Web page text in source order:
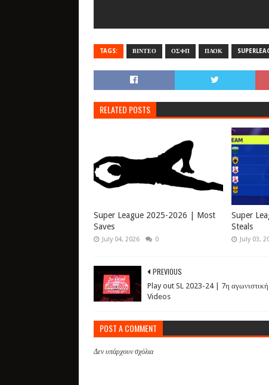
TAGS: ΒΙΝΤΕΟ ΟΣΦΠ ΠΑΟΚ
RELATED POSTS
Super League 2025-2026 | Most
Saves
July 04, 2026 0
Super
Steals
July 03,
PREVIOUS
Play out SL 2023-24 | 7η
Videos
POST A COMMENT
Δεν υπάρχουν σχόλια